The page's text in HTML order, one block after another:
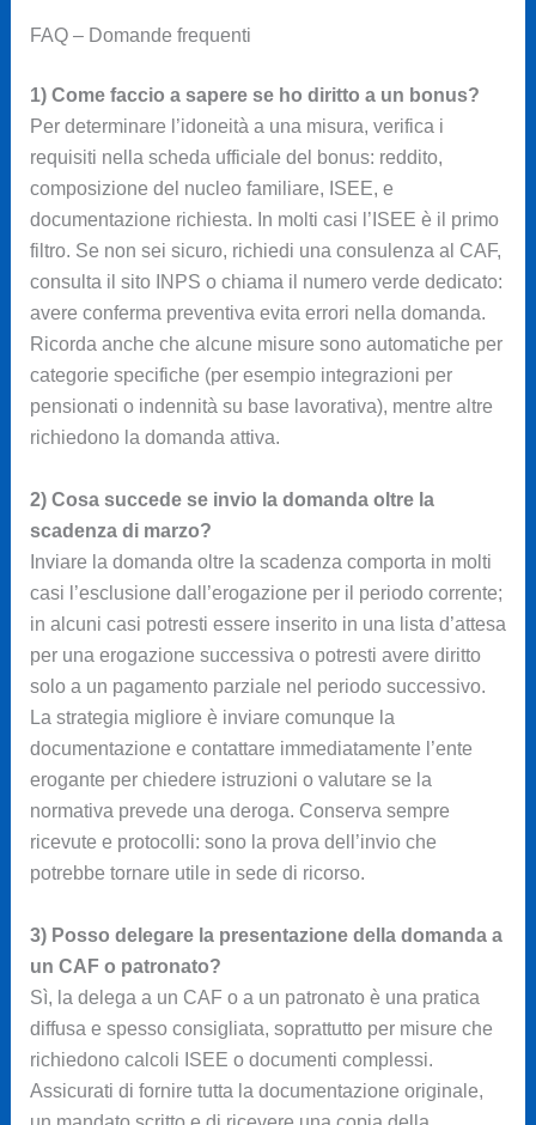
FAQ – Domande frequenti
1) Come faccio a sapere se ho diritto a un bonus?
Per determinare l’idoneità a una misura, verifica i
requisiti nella scheda ufficiale del bonus: reddito,
composizione del nucleo familiare, ISEE, e
documentazione richiesta. In molti casi l’ISEE è il primo
filtro. Se non sei sicuro, richiedi una consulenza al CAF,
consulta il sito INPS o chiama il numero verde dedicato:
avere conferma preventiva evita errori nella domanda.
Ricorda anche che alcune misure sono automatiche per
categorie specifiche (per esempio integrazioni per
pensionati o indennità su base lavorativa), mentre altre
richiedono la domanda attiva.
2) Cosa succede se invio la domanda oltre la
scadenza di marzo?
Inviare la domanda oltre la scadenza comporta in molti
casi l’esclusione dall’erogazione per il periodo corrente;
in alcuni casi potresti essere inserito in una lista d’attesa
per una erogazione successiva o potresti avere diritto
solo a un pagamento parziale nel periodo successivo.
La strategia migliore è inviare comunque la
documentazione e contattare immediatamente l’ente
erogante per chiedere istruzioni o valutare se la
normativa prevede una deroga. Conserva sempre
ricevute e protocolli: sono la prova dell’invio che
potrebbe tornare utile in sede di ricorso.
3) Posso delegare la presentazione della domanda a
un CAF o patronato?
Sì, la delega a un CAF o a un patronato è una pratica
diffusa e spesso consigliata, soprattutto per misure che
richiedono calcoli ISEE o documenti complessi.
Assicurati di fornire tutta la documentazione originale,